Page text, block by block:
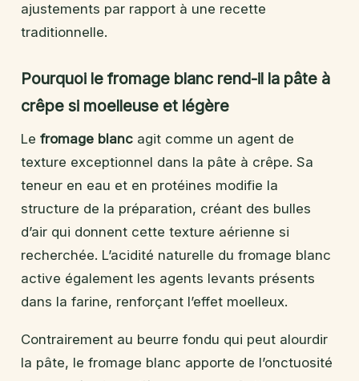
ajustements par rapport à une recette
traditionnelle.
Pourquoi le fromage blanc rend-il la pâte à
crêpe si moelleuse et légère
Le fromage blanc agit comme un agent de
texture exceptionnel dans la pâte à crêpe. Sa
teneur en eau et en protéines modifie la
structure de la préparation, créant des bulles
d’air qui donnent cette texture aérienne si
recherchée. L’acidité naturelle du fromage blanc
active également les agents levants présents
dans la farine, renforçant l’effet moelleux.
Contrairement au beurre fondu qui peut alourdir
la pâte, le fromage blanc apporte de l’onctuosité